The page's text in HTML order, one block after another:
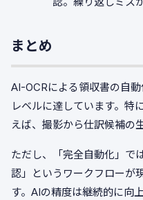
まとめ
AI-OCRによる領収書の自
レベルに達しています。特
えば、撮影から仕訳候補の
ただし、「完全自動化」で
認」というワークフローが
す。AIの精度は継続的に向